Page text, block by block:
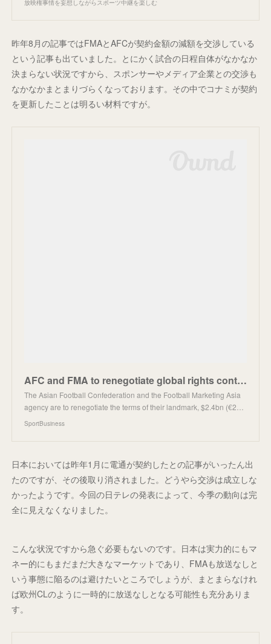
放映権事情を妄想しながらスポーツ中継を楽しむ
昨年8月の記事ではFMAとAFCが契約金額の減額を交渉している
という記事も出ていました。とにかく試合の日程自体がなかなか
決まらない状況ですから、スポンサーやメディア企業との交渉も
なかなかまとまりづらくなっております。その中でコナミが契約
を更新したことは明るい材料ですが。
AFC and FMA to renegotiate global rights contract | SportBusiness
The Asian Football Confederation and the Football Marketing Asia
agency are to renegotiate the terms of their landmark, $2.4bn (€2…
SportBusiness
日本においては昨年1月に電通が契約したとの記事がいったん出
たのですが、その後取り消されました。どうやら交渉は成立しな
かったようです。今回の日テレの発表によって、今季の動向は完
全に見えなくなりました。
こんな状況ですから急ぐ必要もないのです。日本は実力的にもマ
ネー的にもまだまだ大きなマーケットであり、FMAも放送なしと
いう事態に陥るのは避けたいところでしょうが、まとまらなけれ
ば欧州CLのように一時的に放送なしとなる可能性も充分ありま
す。